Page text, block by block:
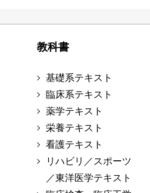
教科書
基礎系テキスト
臨床系テキスト
薬学テキスト
栄養テキスト
看護テキスト
リハビリ／スポーツ
／東洋医学テキスト